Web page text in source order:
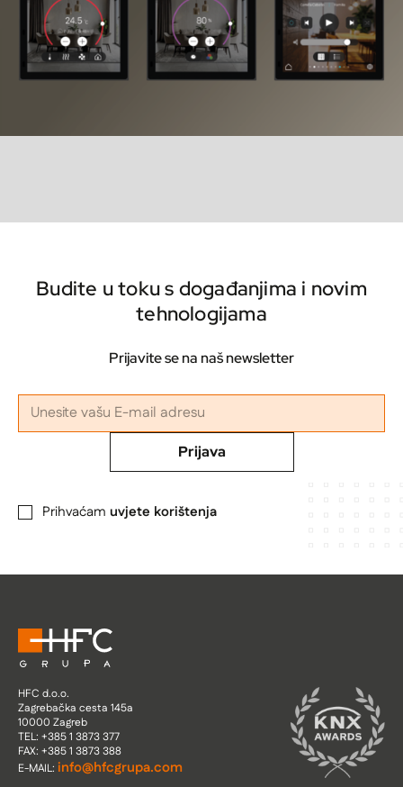
Budite u toku s događanjima i novim
tehnologijama
Prijavite se na naš newsletter
Prijava
Prihvaćam uvjete korištenja
HFC d.o.o.
Zagrebačka cesta 145a
10000 Zagreb
TEL: +385 1 3873 377
FAX: +385 1 3873 388
E-MAIL: info@hfcgrupa.com